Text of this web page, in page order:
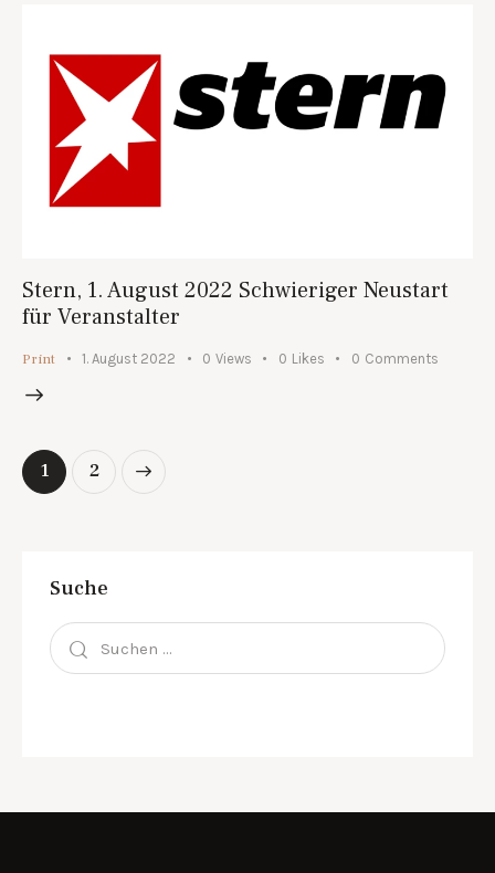
Stern, 1. August 2022 Schwieriger Neustart
für Veranstalter
Print 1. August 2022 0 Views 0 Likes 0 Comments
1 2
Suche